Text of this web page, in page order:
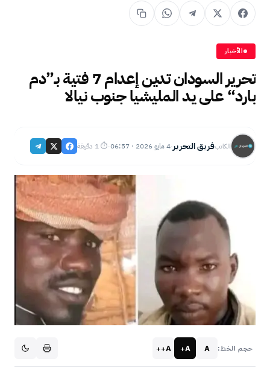
الأخبار
تحرير السودان تدين إعدام 7 فتية بـ”دم
بارد“ على يد المليشيا جنوب نيالا
الكاتبفريق التحرير·4 مايو 2026 · 06:57 ·⏱ 1 دقيقة
حجم الخط: A
A+
A++